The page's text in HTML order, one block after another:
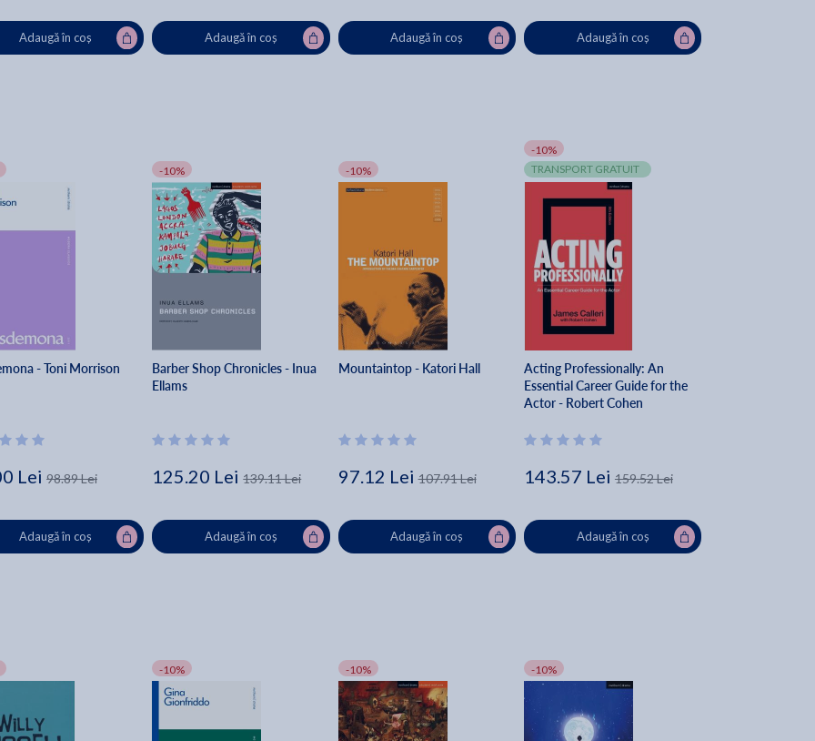
Adaugă în coș Adaugă în coș Adaugă în coș Adaugă în coș
- Toni Morrison
Lei 98.89 Lei
Adaugă în coș
-10%
Barber Shop Chronicles - Inua
Ellams
125.20 Lei 139.11 Lei
Adaugă în coș
-10%
Mountaintop - Katori Hall
97.12 Lei 107.91 Lei
Adaugă în coș
-10%
TRANSPORT GRATUIT
Acting Professionally: An
Essential Career Guide for the
Actor - Robert Cohen
143.57 Lei 159.52 Lei
Adaugă în coș
-10% -10% -10%